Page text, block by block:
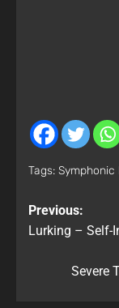
Tags: Symphonic
Previous:
Lurking – Self-
Severe